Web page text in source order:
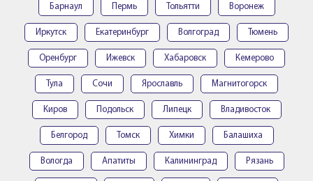
Барнаул Пермь Тольятти Воронеж
Иркутск Екатеринбург Волгоград Тюмень
Оренбург Ижевск Хабаровск Кемерово
Тула Сочи Ярославль Магнитогорск
Киров Подольск Липецк Владивосток
Белгород Томск Химки Балашиха
Вологда Апатиты Калининград Рязань